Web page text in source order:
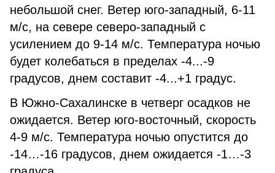
небольшой снег. Ветер юго-западный, 6-11
м/с, на севере северо-западный с
усилением до 9-14 м/с. Температура ночью
будет колебаться в пределах -4...-9
градусов, днем составит -4...+1 градус.
В Южно-Сахалинске в четверг осадков не
ожидается. Ветер юго-восточный, скорость
4-9 м/с. Температура ночью опустится до
-14…-16 градусов, днем ожидается -1…-3